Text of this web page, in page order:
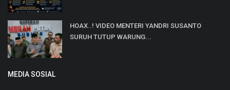
HOAX..! VIDEO MENTERI YANDRI SUSANTO
SURUH TUTUP WARUNG...
MEDIA SOSIAL